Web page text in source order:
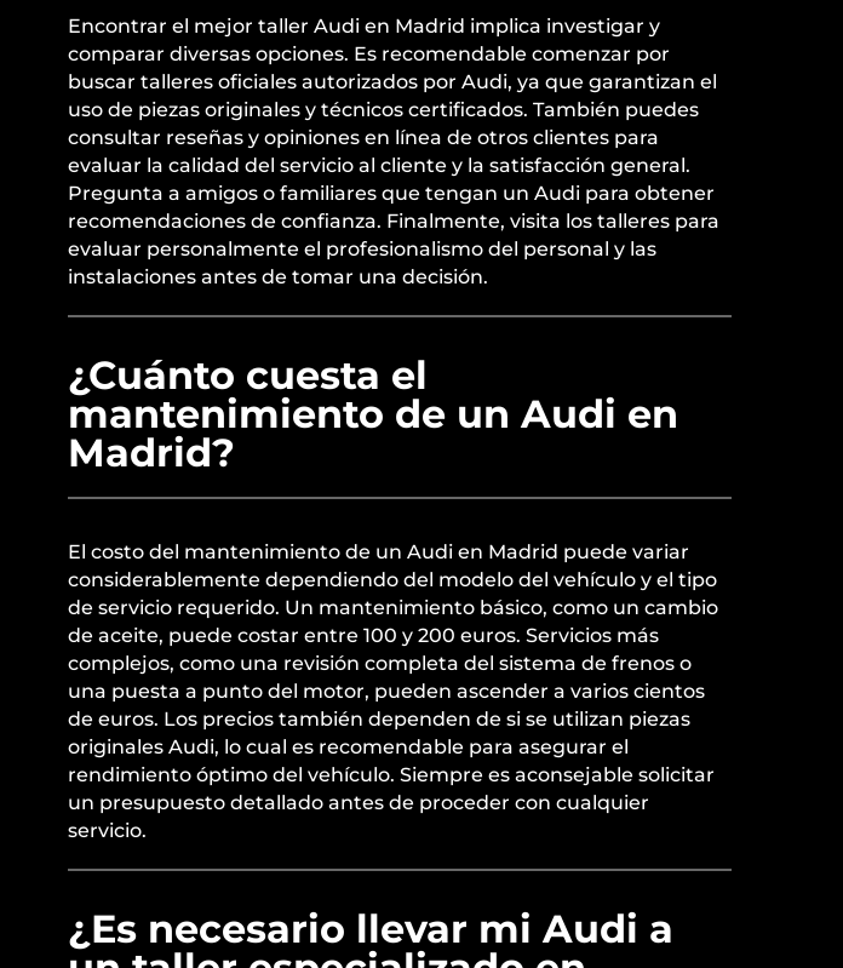
Encontrar el mejor taller Audi en Madrid implica investigar y
comparar diversas opciones. Es recomendable comenzar por
buscar talleres oficiales autorizados por Audi, ya que garantizan el
uso de piezas originales y técnicos certificados. También puedes
consultar reseñas y opiniones en línea de otros clientes para
evaluar la calidad del servicio al cliente y la satisfacción general.
Pregunta a amigos o familiares que tengan un Audi para obtener
recomendaciones de confianza. Finalmente, visita los talleres para
evaluar personalmente el profesionalismo del personal y las
instalaciones antes de tomar una decisión.
¿Cuánto cuesta el
mantenimiento de un Audi en
Madrid?
El costo del mantenimiento de un Audi en Madrid puede variar
considerablemente dependiendo del modelo del vehículo y el tipo
de servicio requerido. Un mantenimiento básico, como un cambio
de aceite, puede costar entre 100 y 200 euros. Servicios más
complejos, como una revisión completa del sistema de frenos o
una puesta a punto del motor, pueden ascender a varios cientos
de euros. Los precios también dependen de si se utilizan piezas
originales Audi, lo cual es recomendable para asegurar el
rendimiento óptimo del vehículo. Siempre es aconsejable solicitar
un presupuesto detallado antes de proceder con cualquier
servicio.
¿Es necesario llevar mi Audi a